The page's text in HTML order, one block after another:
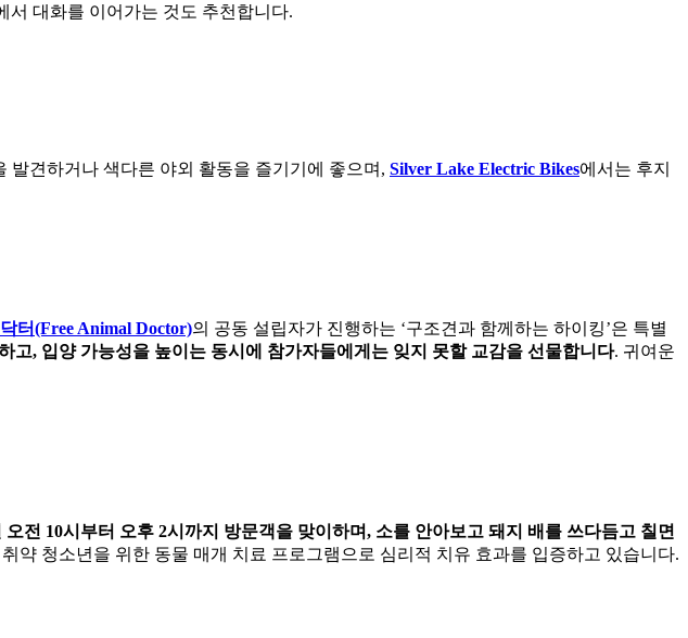
서 대화를 이어가는 것도 추천합니다.
견하거나 색다른 야외 활동을 즐기기에 좋으며, Silver Lake Electric Bikes에서는 후지
터(Free Animal Doctor)의 공동 설립자가 진행하는 ‘구조견과 함께하는 하이킹’은 특별
고, 입양 가능성을 높이는 동시에 참가자들에게는 잊지 못할 교감을 선물합니다. 귀여운
오전 10시부터 오후 2시까지 방문객을 맞이하며, 소를 안아보고 돼지 배를 쓰다듬고 칠면
약 청소년을 위한 동물 매개 치료 프로그램으로 심리적 치유 효과를 입증하고 있습니다.